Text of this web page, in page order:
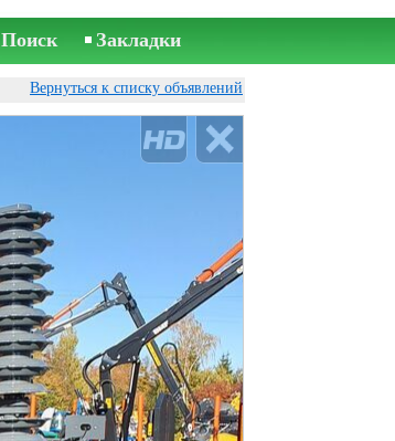
Поиск Закладки
Вернуться к списку объявлений